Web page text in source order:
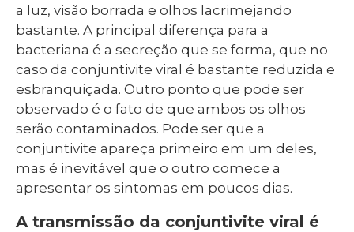
a luz, visão borrada e olhos lacrimejando
bastante. A principal diferença para a
bacteriana é a secreção que se forma, que no
caso da conjuntivite viral é bastante reduzida e
esbranquiçada. Outro ponto que pode ser
observado é o fato de que ambos os olhos
serão contaminados. Pode ser que a
conjuntivite apareça primeiro em um deles,
mas é inevitável que o outro comece a
apresentar os sintomas em poucos dias.
A transmissão da conjuntivite viral é